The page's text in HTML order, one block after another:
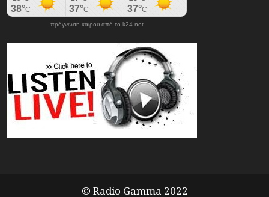
πρόγνωση καιρού από το k24.net
© Radio Gamma 2022